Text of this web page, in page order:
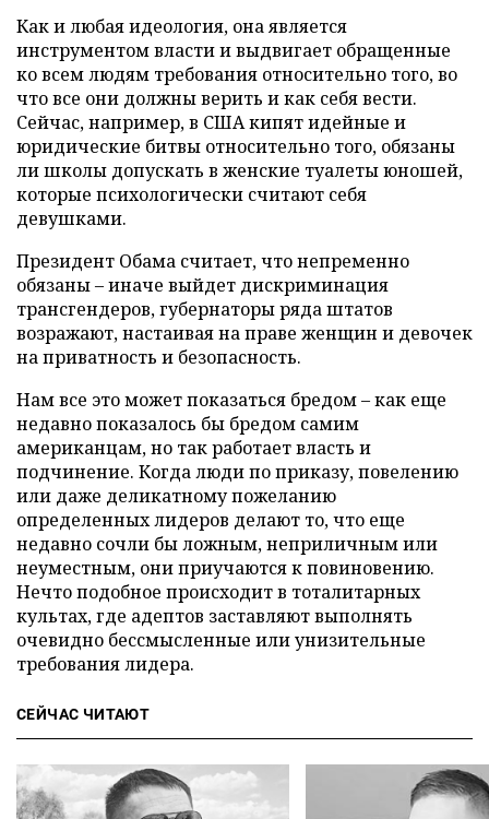
Как и любая идеология, она является
инструментом власти и выдвигает обращенные
ко всем людям требования относительно того, во
что все они должны верить и как себя вести.
Сейчас, например, в США кипят идейные и
юридические битвы относительно того, обязаны
ли школы допускать в женские туалеты юношей,
которые психологически считают себя
девушками.
Президент Обама считает, что непременно
обязаны – иначе выйдет дискриминация
трансгендеров, губернаторы ряда штатов
возражают, настаивая на праве женщин и девочек
на приватность и безопасность.
Нам все это может показаться бредом – как еще
недавно показалось бы бредом самим
американцам, но так работает власть и
подчинение. Когда люди по приказу, повелению
или даже деликатному пожеланию
определенных лидеров делают то, что еще
недавно сочли бы ложным, неприличным или
неуместным, они приучаются к повиновению.
Нечто подобное происходит в тоталитарных
культах, где адептов заставляют выполнять
очевидно бессмысленные или унизительные
требования лидера.
СЕЙЧАС ЧИТАЮТ